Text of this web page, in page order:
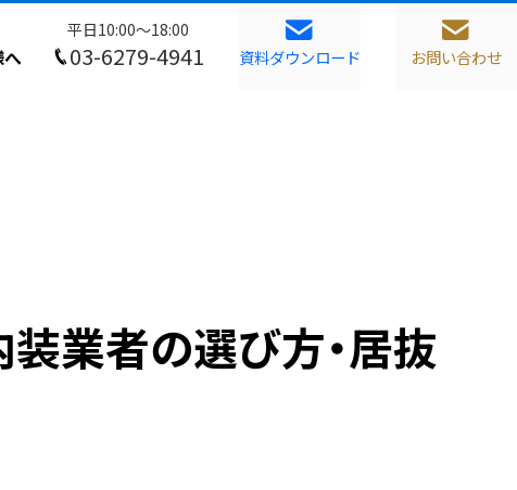
平日10:00～18:00
03-6279-4941 資料ダウンロード お問い合わせ
業者の選び方・居抜